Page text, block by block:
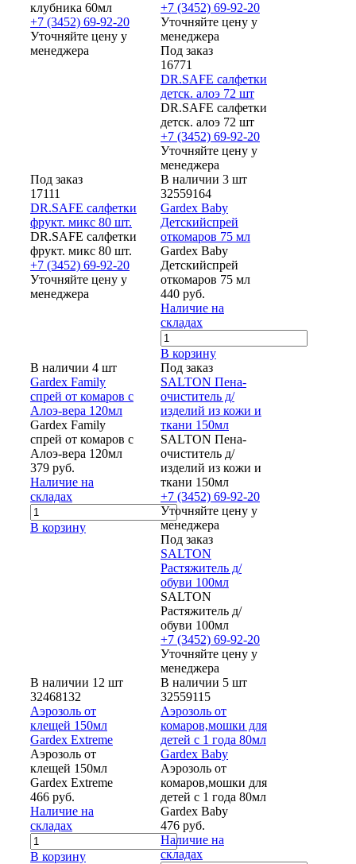
клубника 60мл
+7 (3452) 69-92-20
Уточняйте цену у
менеджера
+7 (3452) 69-92-20
Уточняйте цену у
менеджера
Под заказ
16771
DR.SAFE салфетки
детск. алоэ 72 шт
DR.SAFE салфетки
детск. алоэ 72 шт
+7 (3452) 69-92-20
Уточняйте цену у
менеджера
Под заказ
17111
DR.SAFE салфетки
фрукт. микс 80 шт.
DR.SAFE салфетки
фрукт. микс 80 шт.
+7 (3452) 69-92-20
Уточняйте цену у
менеджера
В наличии 3 шт
32559164
Gardex Baby
Детскийспрей
откомаров 75 мл
Gardex Baby
Детскийспрей
откомаров 75 мл
440 руб.
Наличие на
складах
В корзину
В наличии 4 шт
Gardex Family
спрей от комаров с
Алоэ-вера 120мл
Gardex Family
спрей от комаров с
Алоэ-вера 120мл
379 руб.
Наличие на
складах
В корзину
Под заказ
SALTON Пена-
очиститель д/
изделий из кожи и
ткани 150мл
SALTON Пена-
очиститель д/
изделий из кожи и
ткани 150мл
+7 (3452) 69-92-20
Уточняйте цену у
менеджера
Под заказ
SALTON
Растяжитель д/
обуви 100мл
SALTON
Растяжитель д/
обуви 100мл
+7 (3452) 69-92-20
Уточняйте цену у
менеджера
В наличии 12 шт
32468132
Аэрозоль от
клещей 150мл
Gardex Extreme
Аэрозоль от
клещей 150мл
Gardex Extreme
466 руб.
Наличие на
складах
В корзину
В наличии 5 шт
32559115
Аэрозоль от
комаров,мошки для
детей с 1 года 80мл
Gardex Baby
Аэрозоль от
комаров,мошки для
детей с 1 года 80мл
Gardex Baby
476 руб.
Наличие на
складах